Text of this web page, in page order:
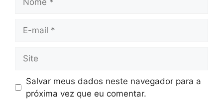
mail
Salvar meus dados neste navegador para a
próxima vez que eu comentar.